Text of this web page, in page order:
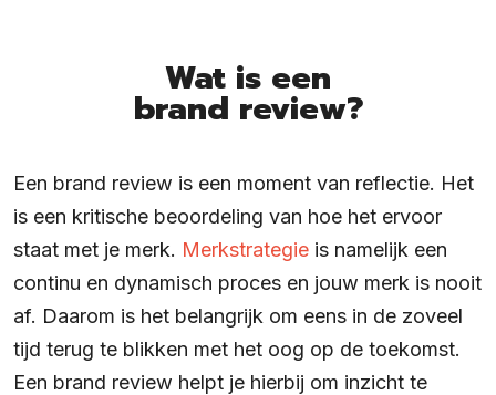
Wat is een
brand review?
Een brand review is een moment van reflectie. Het
is een kritische beoordeling van hoe het ervoor
staat met je merk. Merkstrategie is namelijk een
continu en dynamisch proces en jouw merk is nooit
af. Daarom is het belangrijk om eens in de zoveel
tijd terug te blikken met het oog op de toekomst.
Een brand review helpt je hierbij om inzicht te